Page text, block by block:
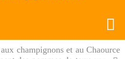
champignons et au Chaource